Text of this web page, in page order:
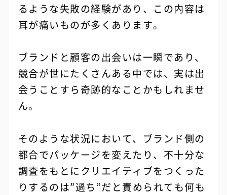
るような失敗の経験があり、この内容は
耳が痛いものが多くあります。
ブランドと顧客の出会いは一瞬であり、
競合が世にたくさんある中では、実は出
会うことすら奇跡的なことかもしれませ
ん。
そのような状況において、ブランド側の
都合でパッケージを変えたり、不十分な
調査をもとにクリエイティブをつくった
りするのは”過ち”だと責められても何も